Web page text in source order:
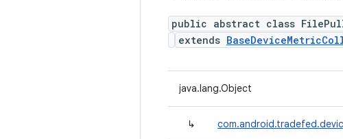
public abstract class
extends
java.lang.Object
↳